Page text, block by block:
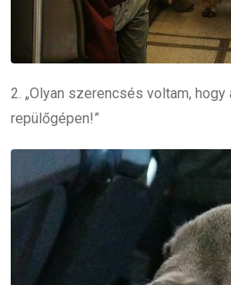
2. „Olyan szerencsés voltam,
repülőgépen!”